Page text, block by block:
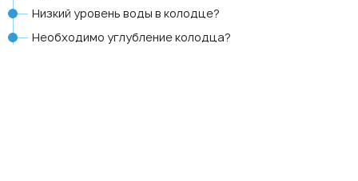
Низкий уровень воды в колодце?
Необходимо углубление колодца?